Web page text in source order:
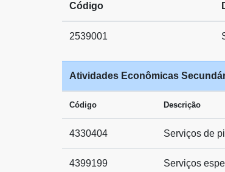
Código
2539001
Atividades Econômicas
Código Descrição
4330404 Serviços de
4399199 Serviços